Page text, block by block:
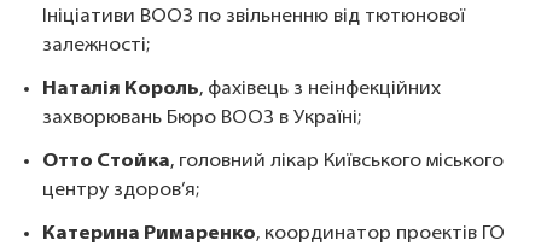
Ініціативи ВООЗ по звільненню від тютюнової
залежності;
Наталія Король, фахівець з неінфекційних
захворювань Бюро ВООЗ в Україні;
Отто Стойка, головний лікар Київського міського
центру здоров’я;
Катерина Римаренко, координатор проектів ГО